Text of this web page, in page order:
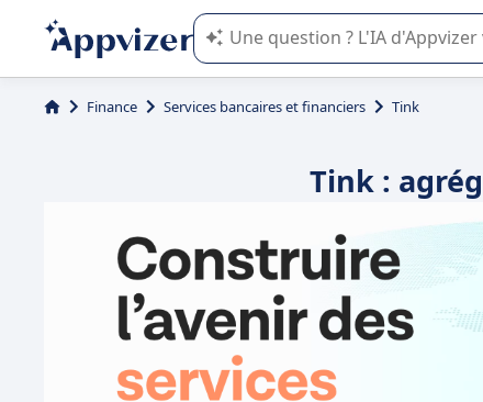
L'IA de Appvizer vous guide dans
Finance Services bancaires et financiers Tink
Tink :